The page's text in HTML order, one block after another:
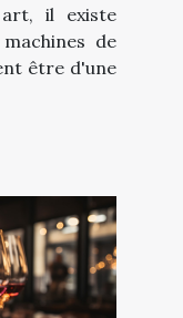
il existe
de
être d'une